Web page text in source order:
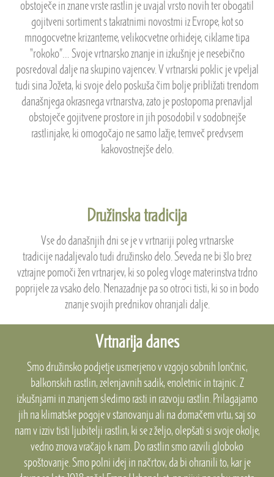
obstoječe in znane vrste rastlin je uvajal vrsto novih ter obogatil
gojitveni sortiment s takratnimi novostmi iz Evrope, kot so
mnogocvetne krizanteme, velikocvetne orhideje, ciklame tipa
“rokoko”… Svoje vrtnarsko znanje in izkušnje je nesebično
posredoval dalje na skupino vajencev. V vrtnarski poklic je vpeljal
tudi sina Jožeta, ki svoje delo poskuša čim bolje približati trendom
današnjega okrasnega vrtnarstva, zato je postopoma prenavljal
obstoječe gojitvene prostore in jih posodobil v sodobnejše
rastlinjake, ki omogočajo ne samo lažje, temveč predvsem
kakovostnejše delo.
Družinska tradicija
Vse do današnjih dni se je v vrtnariji poleg vrtnarske
tradicije nadaljevalo tudi družinsko delo. Seveda ne bi šlo brez
vztrajne pomoči žen vrtnarjev, ki so poleg vloge materinstva trdno
poprijele za vsako delo. Nenazadnje pa so otroci tisti, ki so in bodo
znanje svojih prednikov ohranjali dalje.
Vrtnarija danes
Smo družinsko podjetje usmerjeno v vzgojo sobnih lončnic,
balkonskih rastlin, zelenjavnih sadik, enoletnic in trajnic.Z
izkušnjami in znanjem sledimo rasti in razvoju rastlin. Prilagajamo
jih na klimatske pogoje v stanovanju ali na domačem vrtu, saj so
nam v izziv tisti ljubitelji rastlin, ki se z željo, olepšati si svoje okolje,
vedno znova vračajo k nam.Do rastlin smo razvili globoko
spoštovanje. Smo polni idej in načrtov, da bi ohranili to, kar je